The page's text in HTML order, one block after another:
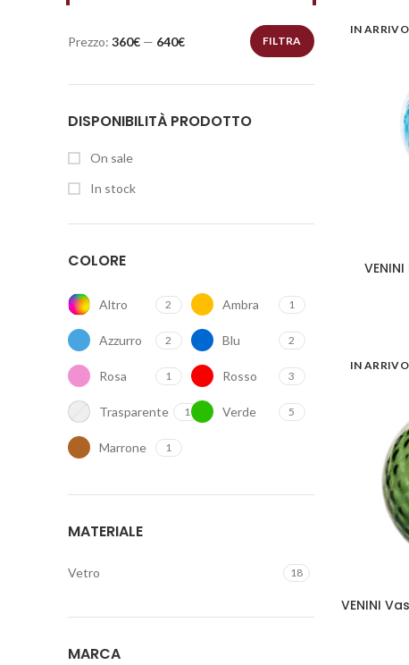
FILTRA
Prezzo: 360€ — 640€
DISPONIBILITÀ PRODOTTO
On sale
In stock
COLORE
Altro 2 Ambra 1
Azzurro 2 Blu 2
Rosa 1 Rosso 3
Trasparente 1 Verde 5
Marrone 1
MATERIALE
Vetro 18
MARCA
IN ARRIVO
IN ARRIVO
VENINI